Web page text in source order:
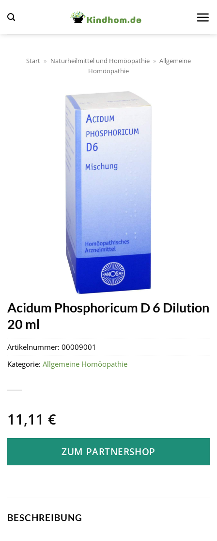
Inhalt
springen
Start » Naturheilmittel und Homöopathie » Allgemeine
Homöopathie
Acidum Phosphoricum D 6 Dilution
20 ml
11,11 €
ZUM PARTNERSHOP
Artikelnummer: 00009001
Kategorie: Allgemeine Homöopathie
BESCHREIBUNG